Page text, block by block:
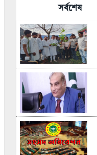
সর্বশেষ